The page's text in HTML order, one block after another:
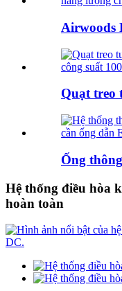
Airwoods
Quạt treo
Ống
Hệ thống điều hòa
hoàn toàn